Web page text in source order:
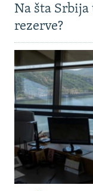
Na šta
rezerve?